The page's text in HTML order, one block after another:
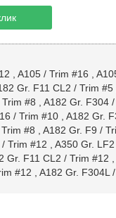
A105 / Trim #16
Gr. F11 CL2 / Trim #5,
#8 A182 Gr. F304
/ Trim #10, A182 Gr.
#8 A182 Gr. F9 /
Trim #12 A350 Gr.
Gr. F11 CL2 / Trim #12
#12 A182 Gr. F304L